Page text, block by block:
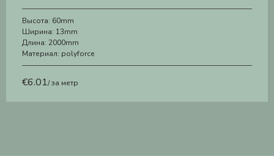
Высота: 60mm
Ширина: 13mm
Длина: 2000mm
Материал: polyforce
€6.01/ за метр